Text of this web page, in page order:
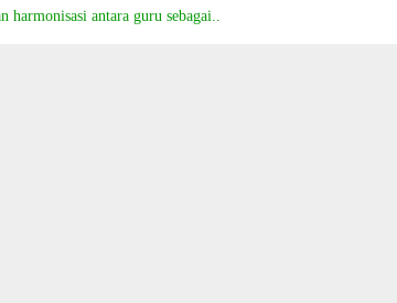
antara guru sebagai..